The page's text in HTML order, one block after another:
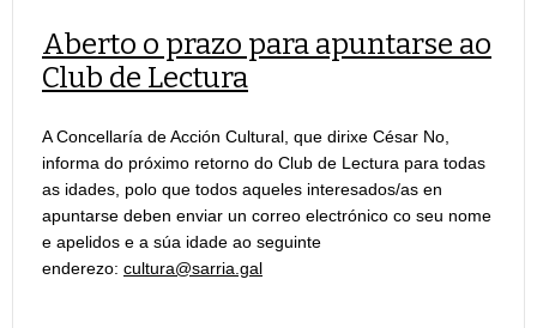
Aberto o prazo para apuntarse ao
Club de Lectura
A Concellaría de Acción Cultural, que dirixe César No,
informa do próximo retorno do Club de Lectura para todas
as idades, polo que todos aqueles interesados/as en
apuntarse deben enviar un correo electrónico co seu nome
e apelidos e a súa idade ao seguinte
enderezo: cultura@sarria.gal